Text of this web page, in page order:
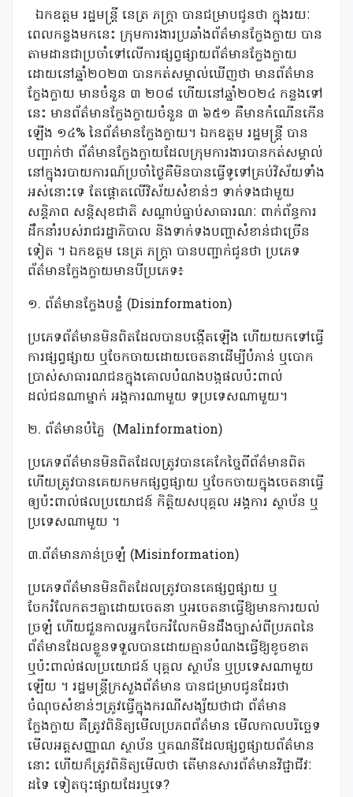
ឯកឧត្តម រដ្ឋមន្ត្រី នេត្រ ភក្ត្រា បានជម្រាបជូនថា ក្នុងរយៈ
ពេលកន្លងមកនេះ ក្រុមការងារប្រឆាំងព័ត៌មានក្លែងក្លាយ បាន
តាមដានជាប្រចាំទៅលើការផ្សព្វផ្សាយព័ត៌មានក្លែងក្លាយ
ដោយនៅឆ្នាំ២០២៣ បានកត់សម្គាល់ឃើញថា មានព័ត៌មាន
ក្លែងក្លាយ មានចំនួន ៣ ២០៨ ហើយនៅឆ្នាំ២០២៤ កន្លងទៅ
នេះ មានព័ត៌មានក្លែងក្លាយចំនួន ៣ ៦៥១ គឺមានកំណើនកើន
ឡើង ១៤% នៃព័ត៌មានក្លែងក្លាយ។ ឯកឧត្តម រដ្ឋមន្ត្រី បាន
បញ្ជាក់ថា ព័ត៌មានក្លែងក្លាយដែលក្រុមការងារបានកត់សម្គាល់
នៅក្នុងរបាយការណ៍ប្រចាំថ្ងៃគឺមិនបានធ្វើទូទៅគ្រប់វិស័យទាំង
អស់នោះទេ តែផ្តោតលើវិស័យសំខាន់ៗ ទាក់ទងជាមួយ
សន្តិភាព សន្តិសុខជាតិ សណ្តាប់ធ្នាប់សាធារណៈ ពាក់ព័ន្ធការ
ដឹកនាំរបស់រាជរដ្ឋាភិបាល និងទាក់ទងបញ្ហាសំខាន់ជាច្រើន
ទៀត ។ ឯកឧត្តម នេត្រ ភក្ត្រា បានបញ្ជាក់ជូនថា ប្រភេទ
ព័ត៌មានក្លែងក្លាយមានបីប្រភេទ៖
១. ព័ត៌មានក្លែងបន្លំ (Disinformation)
ប្រភេទព័ត៌មានមិនពិតដែលបានបង្កើតឡើង ហើយយកទៅធ្វើ
ការផ្សព្វផ្សាយ ឬចែកចាយដោយចេតនាដើម្បីបំភាន់ ឬបោក
ប្រាស់សាធារណជនក្នុងគោលបំណងបង្កផលប៉ះពាល់
ដល់ជនណាម្នាក់ អង្គការណាមួយ ទប្រទេសណាមួយ។
២. ព័ត៌មានបំភ្លៃ (Malinformation)
ប្រភេទព័ត៌មានមិនពិតដែលត្រូវបានគេកែច្នៃពីព័ត៌មានពិត
ហើយត្រូវបានគេយកមកផ្សព្វផ្សាយ ឬចែកចាយក្នុងចេតនាធ្វើ
ឲ្យប៉ះពាល់ផលប្រយោជន៍ កិត្តិយសបុគ្គល អង្គការ ស្ថាប័ន ឬ
ប្រទេសណាមួយ ។
៣.ព័ត៌មានភាន់ច្រឡំ (Misinformation)
ប្រភេទព័ត៌មានមិនពិតដែលត្រូវបានគេផ្សព្វផ្សាយ ឬ
ចែករំលែកតៗគ្នាដោយចេតនា ឬអចេតនាធ្វើឱ្យមានការយល់
ច្រឡំ ហើយជួនកាលអ្នកចែករំលែកមិនដឹងច្បាស់ពីប្រភពនៃ
ព័ត៌មានដែលខ្លួនទទួលបានដោយគ្មានបំណងធ្វើឱ្យខូចខាត
ឬប៉ះពាល់ផលប្រយោជន៍ បុគ្គល ស្ថាប័ន ឬប្រទេសណាមួយ
ឡើយ ។ រដ្ឋមន្រ្តីក្រសួងព័ត៌មាន បានជម្រាបជូនដែរថា
ចំណុចសំខាន់ៗត្រូវធ្វើក្នុងករណីសង្ស័យថាជា ព័ត៌មាន
ក្លែងក្លាយ គឺត្រូវពិនិត្យមើលប្រភពព័ត៌មាន មើលកាលបរិច្ឆេទ
មើលអត្តសញ្ញាណ ស្ថាប័ន ឬគណនីដែលផ្សព្វផ្សាយព័ត៌មាន
នោះ ហើយក៏ត្រូវពិនិត្យមើលថា តើមានសារព័ត៌មានវិជ្ជាជីវៈ
ដទៃ ទៀតចុះផ្សាយដែរឬទេ?